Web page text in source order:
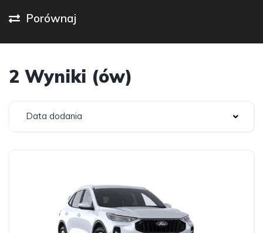
Porównaj
2 Wyniki (ów)
Data dodania